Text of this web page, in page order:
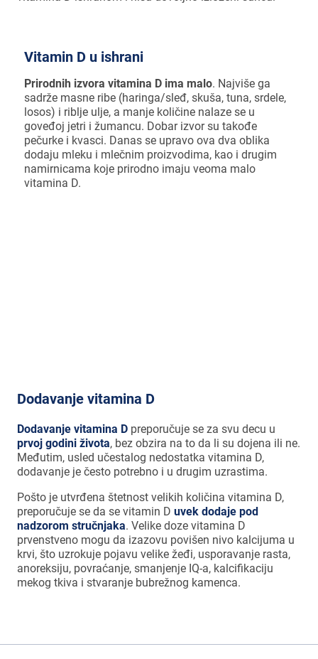
Vitamin D u ishrani
Prirodnih izvora vitamina D ima malo. Najviše ga
sadrže masne ribe (haringa/sleđ, skuša, tuna, srdele,
losos) i riblje ulje, a manje količine nalaze se u
goveđoj jetri i žumancu. Dobar izvor su takođe
pečurke i kvasci. Danas se upravo ova dva oblika
dodaju mleku i mlečnim proizvodima, kao i drugim
namirnicama koje prirodno imaju veoma malo
vitamina D.
Dodavanje vitamina D
Dodavanje vitamina Dpreporučuje se za svu decu u
prvoj godini života, bez obzira na to da li su dojena ili ne.
Međutim, usled učestalog nedostatka vitamina D,
dodavanje je često potrebno i u drugim uzrastima.
Pošto je utvrđena štetnost velikih količina vitamina D,
preporučuje se da se vitamin D uvek dodaje pod
nadzorom stručnjaka. Velike doze vitamina D
prvenstveno mogu da izazovu povišen nivo kalcijuma u
krvi, što uzrokuje pojavu velike žeđi, usporavanje rasta,
anoreksiju, povraćanje, smanjenje IQ-a, kalcifikaciju
mekog tkiva i stvaranje bubrežnog kamenca.